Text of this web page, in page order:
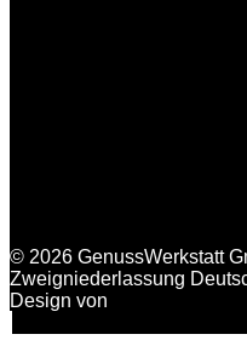
© 2026 GenussWerkstatt
Zweigniederlassung
Design von